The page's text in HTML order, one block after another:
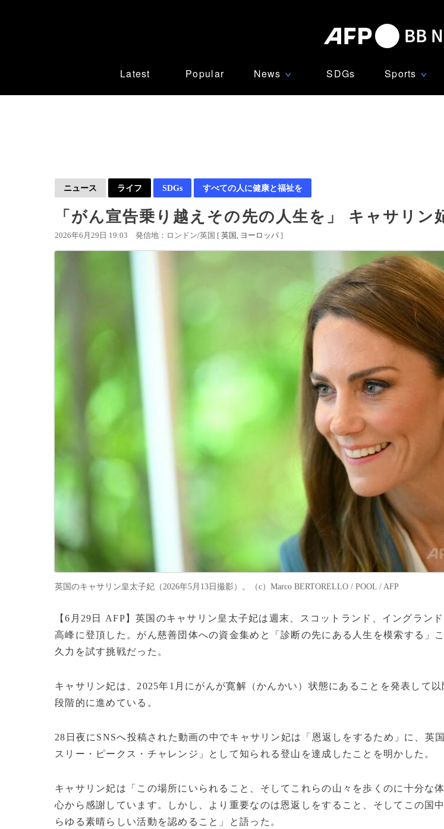
Latest Popular News ∨ SDGs Sports ∨
ニュース ライフ SDGs すべての人に健康と福祉を
「がん宣告乗り越えその先の人生を」 キャサリン
2026年6月29日 19:03 発信地：ロンドン/英国 [ 英国 ヨーロッパ ]
英国のキャサリン皇太子妃（2026年5月13日撮影）。（c）Marco BERTORELLO / POOL / AFP
【6月29日 AFP】英国のキャサリン皇太子妃は週末、スコットランド、イングラン
高峰に登頂した。がん慈善団体への資金集めと「診断の先にある人生を模索する」
久力を試す挑戦だった。
キャサリン妃は、2025年1月にがんが寛解（かんかい）状態にあることを発表して
段階的に進めている。
28日夜にSNSへ投稿された動画の中でキャサリン妃は「恩返しをするため」に、英
スリー・ピークス・チャレンジ」として知られる登山を達成したことを明かした。
キャサリン妃は「この場所にいられること、そしてこれらの山々を歩くのに十分な
心から感謝しています。しかし、より重要なのは恩返しをすること、そしてこの国
らゆる素晴らしい活動を認めること」と語った。